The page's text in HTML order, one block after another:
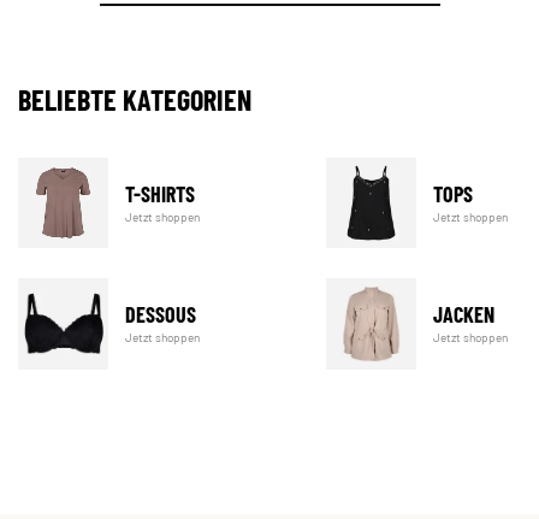
BELIEBTE KATEGORIEN
T-SHIRTS
Jetzt shoppen
TOPS
Jetzt shoppen
DESSOUS
Jetzt shoppen
JACKEN
Jetzt shoppen